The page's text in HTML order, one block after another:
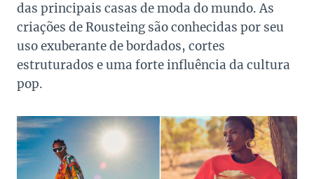
das principais casas de moda do mundo. As
criações de Rousteing são conhecidas por seu
uso exuberante de bordados, cortes
estruturados e uma forte influência da cultura
pop.